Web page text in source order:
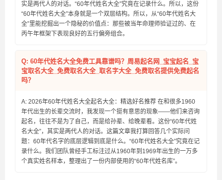
实是两代人的对话。“60年代姓名大全”究竟在记录什么。所以，这份
“60年代姓名大全”本身就是一个双层结构。所以，从“60年代姓名大
全”里能挖掘出一个隐秘的价值点：那些被当年命理师验证过的、在
丙午年框架下表现良好的五行偏旁组合。
Q: 60年代姓名大全免费工具靠谱吗？周易起名网_宝宝起名_宝
宝取名大全_免费取名大全_取名字大全_免费取名提供免费起名
吗？
A: 2026年60年代姓名大全起名大全：精选好名推荐 在和很多1960
年代出生的长辈交流时，我发现一个挺有意思的现象——他们来咨询
起名，往往不是为了自己，而是给孙辈、给晚辈看。这份“60年代姓
名大全”，其实是两代人的对话。这篇文章我打算回答几个实际问
题：60年代名字的底层逻辑到底是什么。“60年代姓名大全”究竟在记
录什么。我们团队曾经手工标注过从1960年到1969年出生的一万多
个真实姓名样本，整理出了一份内部使用的“60年代姓名库”。